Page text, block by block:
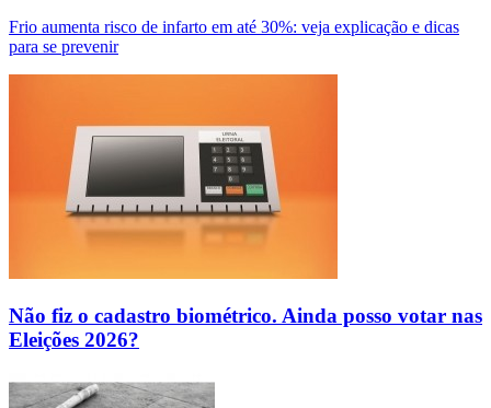
Frio aumenta risco de infarto em até 30%: veja explicação e dicas
para se prevenir
Não fiz o cadastro biométrico. Ainda posso votar nas
Eleições 2026?